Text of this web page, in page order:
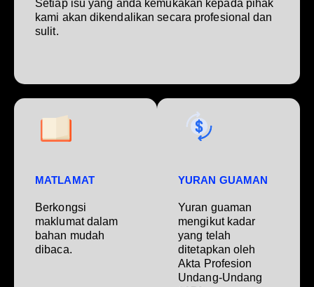
Setiap isu yang anda kemukakan kepada pihak
kami akan dikendalikan secara profesional dan
sulit.
MATLAMAT
Berkongsi
maklumat dalam
bahan mudah
dibaca.
YURAN GUAMAN
Yuran guaman
mengikut kadar
yang telah
ditetapkan oleh
Akta Profesion
Undang-Undang